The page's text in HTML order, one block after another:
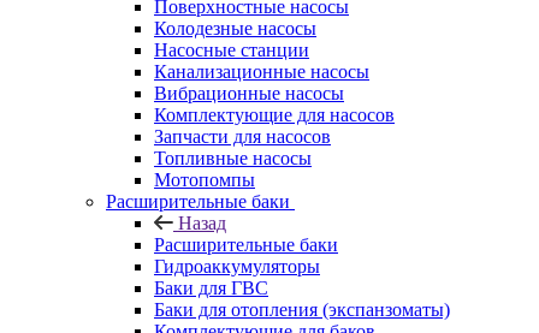
Поверхностные насосы
Колодезные насосы
Насосные станции
Канализационные насосы
Вибрационные насосы
Комплектующие для насосов
Запчасти для насосов
Топливные насосы
Мотопомпы
Расширительные баки
Назад
Расширительные баки
Гидроаккумуляторы
Баки для ГВС
Баки для отопления (экспанзоматы)